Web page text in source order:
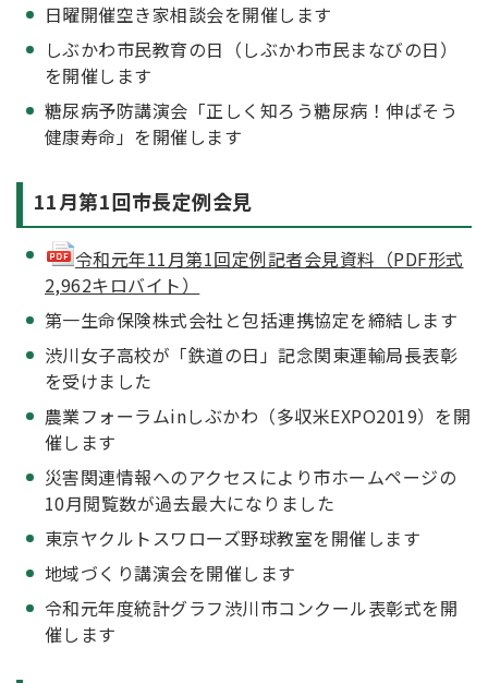
日曜開催空き家相談会を開催します
しぶかわ市民教育の日（しぶかわ市民まなびの日）
を開催します
糖尿病予防講演会「正しく知ろう糖尿病！伸ばそう
健康寿命」を開催します
11月第1回市長定例会見
令和元年11月第1回定例記者会見資料（PDF形式
2,962キロバイト）
第一生命保険株式会社と包括連携協定を締結します
渋川女子高校が「鉄道の日」記念関東運輸局長表彰
を受けました
農業フォーラムinしぶかわ（多収米EXPO2019）を開
催します
災害関連情報へのアクセスにより市ホームページの
10月閲覧数が過去最大になりました
東京ヤクルトスワローズ野球教室を開催します
地域づくり講演会を開催します
令和元年度統計グラフ渋川市コンクール表彰式を開
催します